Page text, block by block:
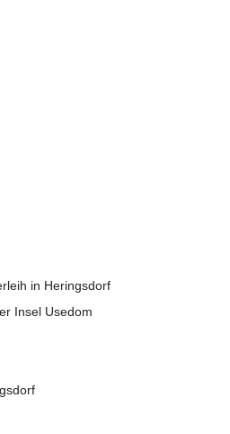
in Heringsdorf
Insel Usedom